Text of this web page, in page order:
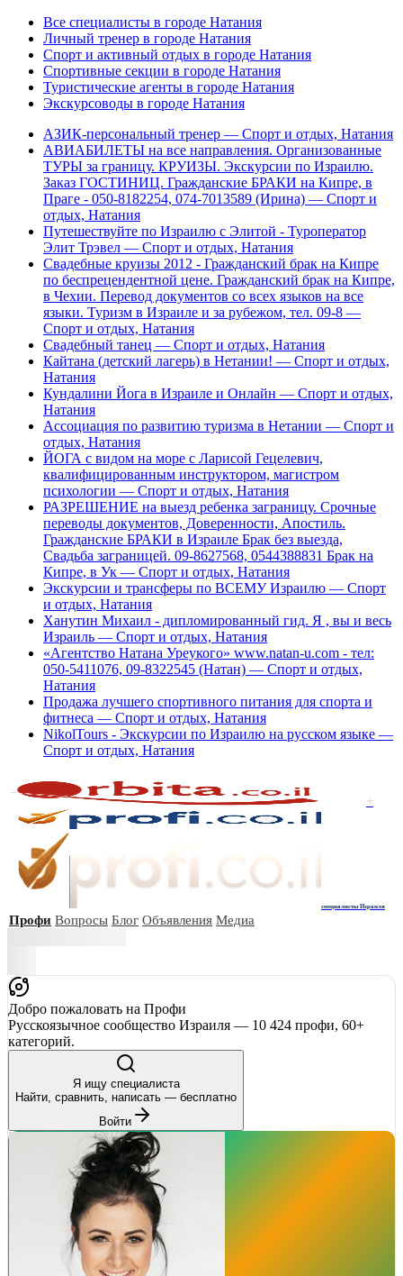
Все специалисты в городе Натания
Личный тренер в городе Натания
Спорт и активный отдых в городе Натания
Спортивные секции в городе Натания
Туристические агенты в городе Натания
Экскурсоводы в городе Натания
АЗИК-персональный тренер — Спорт и отдых, Натания
АВИАБИЛЕТЫ на все направления. Организованные
ТУРЫ за границу. КРУИЗЫ. Экскурсии по Израилю.
Заказ ГОСТИНИЦ. Гражданские БРАКИ на Кипре, в
Праге - 050-8182254, 074-7013589 (Ирина) — Спорт и
отдых, Натания
Путешествуйте по Израилю с Элитой - Туроператор
Элит Трэвел — Спорт и отдых, Натания
Свадебные круизы 2012 - Гражданский брак на Кипре
по беспрецендентной цене. Гражданский брак на Кипре,
в Чехии. Перевод документов со всех языков на все
языки. Туризм в Израиле и за рубежом, тел. 09-8 —
Спорт и отдых, Натания
Свадебный танец — Спорт и отдых, Натания
Кайтана (детский лагерь) в Нетании! — Спорт и отдых,
Натания
Кундалини Йога в Израиле и Онлайн — Спорт и отдых,
Натания
Ассоциация по развитию туризма в Нетании — Спорт и
отдых, Натания
ЙОГА с видом на море с Ларисой Гецелевич,
квалифицированным инструктором, магистром
психологии — Спорт и отдых, Натания
РАЗРЕШЕНИЕ на выезд ребенка заграницу. Срочные
переводы документов, Доверенности, Апостиль.
Гражданские БРАКИ в Израиле Брак без выезда,
Свадьба заграницей. 09-8627568, 0544388831 Брак на
Кипре, в Ук — Спорт и отдых, Натания
Экскурсии и трансферы по ВСЕМУ Израилю — Спорт
и отдых, Натания
Ханутин Михаил - дипломированный гид. Я , вы и весь
Израиль — Спорт и отдых, Натания
«Агентство Натана Уреукого» www.natan-u.com - тел:
050-5411076, 09-8322545 (Натан) — Спорт и отдых,
Натания
Продажа лучшего спортивного питания для спорта и
фитнеса — Спорт и отдых, Натания
NikolTours - Экскурсии по Израилю на русском языке —
Спорт и отдых, Натания
+
специалисты Израиля
Профи Вопросы Блог Объявления Медиа
Добро пожаловать на Профи
Русскоязычное сообщество Израиля — 10 424 профи, 60+
категорий.
Я ищу специалиста
Найти, сравнить, написать — бесплатно
Войти